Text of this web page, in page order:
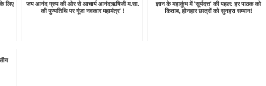
लिए
जय आनंद ग्रुप की ओर से आचार्य आनंदऋषिजी म.सा.
की पुण्यतिथि पर गूंजा नवकार महामंत्र' !
ज्ञान के महाकुंभ में 'सूर्यदत्त' की पहल: हर पाठक को
किताब, होनहार छात्रों को सुनहरा सम्मान!